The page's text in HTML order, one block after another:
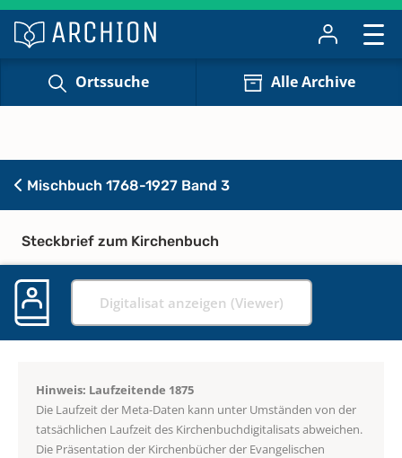
Ortssuche Alle Archive
Mischbuch 1768-1927 Band 3
Steckbrief zum Kirchenbuch
Digitalisat anzeigen (Viewer)
Hinweis: Laufzeitende 1875
Die Laufzeit der Meta-Daten kann unter Umständen von der
tatsächlichen Laufzeit des Kirchenbuchdigitalisats abweichen.
Die Präsentation der Kirchenbücher der Evangelischen